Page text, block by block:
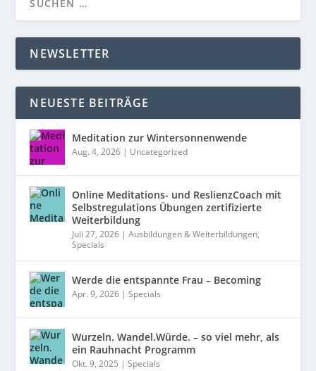
NEWSLETTER
NEUESTE BEITRÄGE
Meditation zur Wintersonnenwende
Aug. 4, 2026 | Uncategorized
Online Meditations- und ReslienzCoach mit
Selbstregulations Übungen zertifizierte
Weiterbildung
Juli 27, 2026 |Ausbildungen & Weiterbildungen,
Specials
Werde die entspannte Frau – Becoming
Apr. 9, 2026 |Specials
Wurzeln. Wandel.Würde. – so viel mehr, als
ein Rauhnacht Programm
Okt. 9, 2025 |Specials